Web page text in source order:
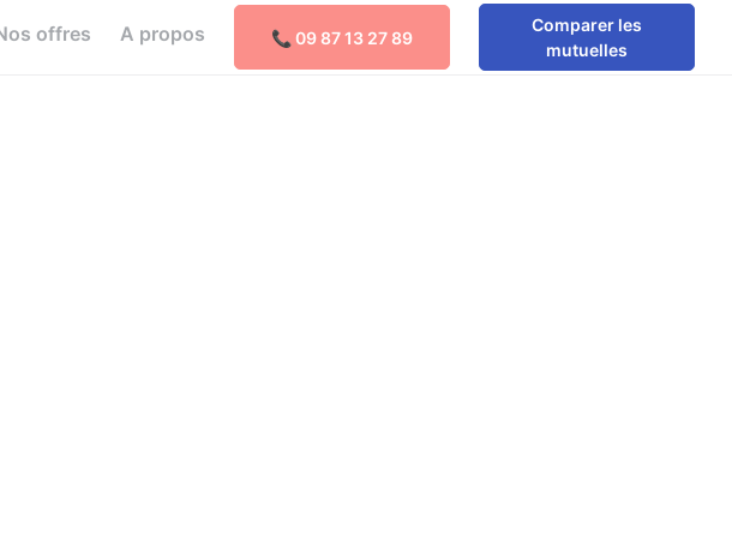
offres A propos 📞 09 87 13 27 89
Comparer les
mutuelles
Comparer les mutuelles